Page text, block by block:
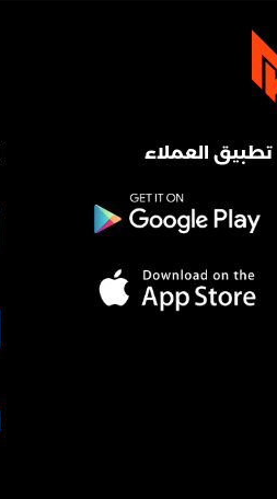
تطبيق العملاء